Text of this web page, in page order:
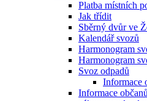
Platba místních
Jak třídit
Sběrný dvůr ve
Kalendář svozů
Harmonogram
Harmonogram
Svoz odpadů
Informace
Informace